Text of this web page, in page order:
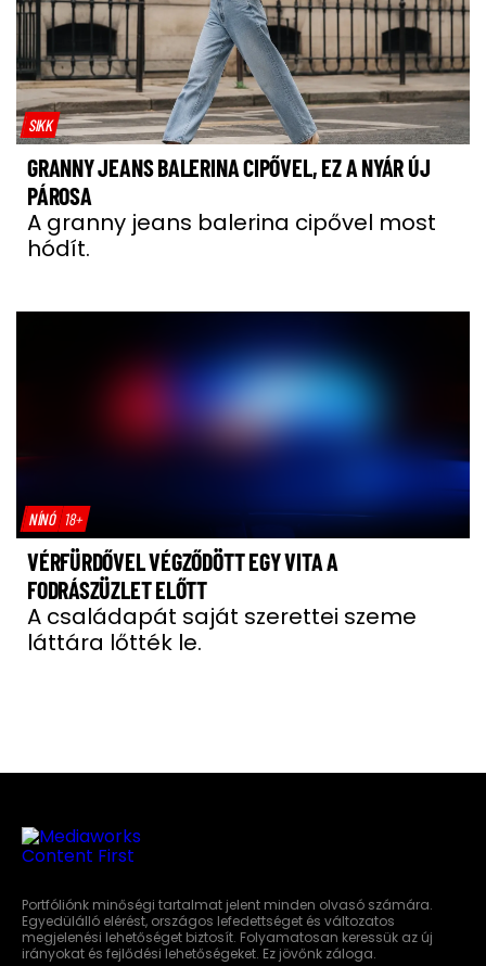
SIKK
GRANNY JEANS BALERINA CIPŐVEL, EZ A NYÁR ÚJ
PÁROSA
A granny jeans balerina cipővel most
hódít.
NÍNÓ 18+
VÉRFÜRDŐVEL VÉGZŐDÖTT EGY VITA A
FODRÁSZÜZLET ELŐTT
A családapát saját szerettei szeme
láttára lőtték le.
Portfóliónk minőségi tartalmat jelent minden olvasó számára.
Egyedülálló elérést, országos lefedettséget és változatos
megjelenési lehetőséget biztosít. Folyamatosan keressük az új
irányokat és fejlődési lehetőségeket. Ez jövőnk záloga.